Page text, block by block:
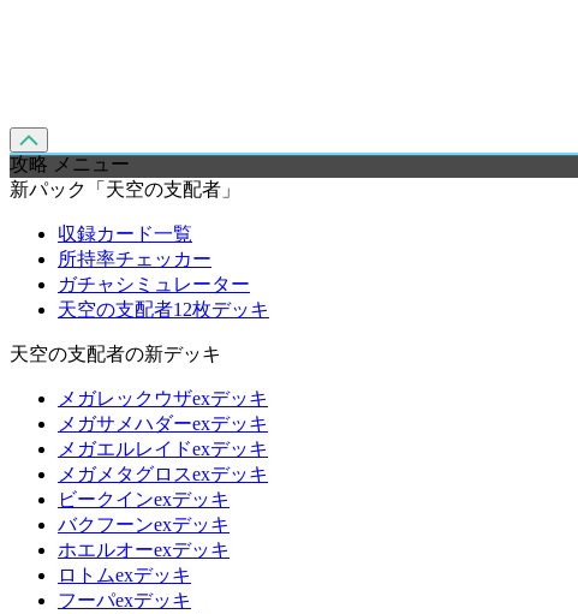
攻略 メニュー
新パック「天空の支配者」
収録カード一覧
所持率チェッカー
ガチャシミュレーター
天空の支配者12枚デッキ
天空の支配者の新デッキ
メガレックウザexデッキ
メガサメハダーexデッキ
メガエルレイドexデッキ
メガメタグロスexデッキ
ビークインexデッキ
バクフーンexデッキ
ホエルオーexデッキ
ロトムexデッキ
フーパexデッキ